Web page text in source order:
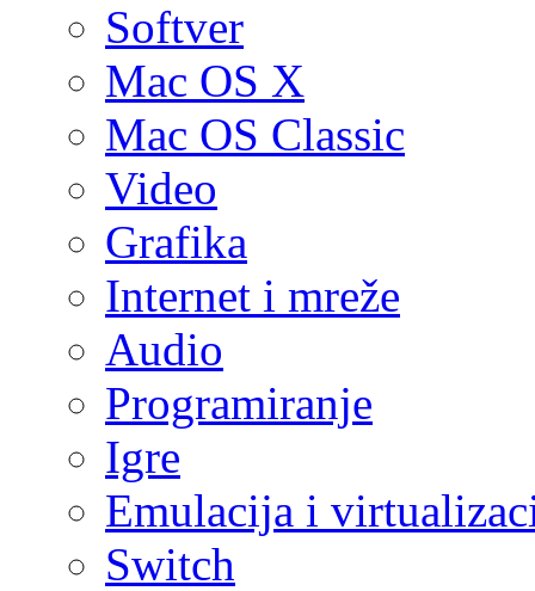
Softver
Mac OS X
Mac OS Classic
Video
Grafika
Internet i mreže
Audio
Programiranje
Igre
Emulacija i
Switch